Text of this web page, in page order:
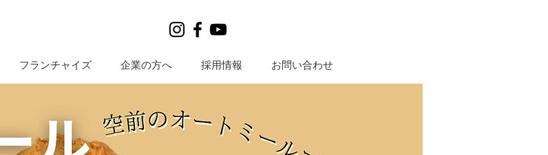
フランチャイズ 企業の方へ 採用情報 お問い合わせ